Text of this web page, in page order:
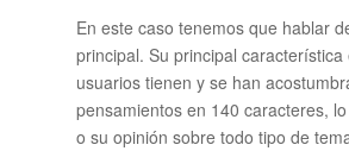
En este caso tenemos que hablar
principal. Su principal característica
usuarios tienen y se han
pensamientos en 140 caracteres,
o su opinión sobre todo tipo de